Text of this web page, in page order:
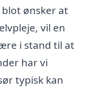
ønsker at
vil en
i stand til at
har vi
typisk kan